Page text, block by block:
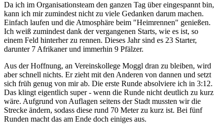
Da ich im Organisationsteam den ganzen Tag über eingespannt bin,
kann ich mir zumindest nicht zu viele Gedanken darum machen.
Einfach laufen und die Atmosphäre beim "Heimrennen" genießen.
Ich weiß zumindest dank der vergangenen Starts, wie es ist, so
einem Feld hinterher zu rennen. Dieses Jahr sind es 23 Starter,
darunter 7 Afrikaner und immerhin 9 Pfälzer.
Aus der Hoffnung, an Vereinskollege Moggl dran zu bleiben, wird
aber schnell nichts. Er zieht mit den Anderen von dannen und setzt
sich früh genug von mir ab. Die erste Runde absolviere ich in 3:12.
Das klingt eigentlich super - wenn die Runde nicht deutlich zu kurz
wäre. Aufgrund von Auflagen seitens der Stadt mussten wir die
Strecke ändern, sodass diese rund 70 Meter zu kurz ist. Bei fünf
Runden macht das am Ende doch einiges aus.